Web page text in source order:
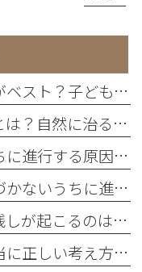
歯列矯正は何歳から始めるのがベスト？子どもと大人の違い・メリット・デメリットを歯科医が詳しく解説
子どもがすきっ歯になる原因とは？自然に治るケース・放置するリスク・治療方法まで詳しく解説
歯周病は感染症？知らないうちに進行する原因と予防法
歯面のステインとは何か？気づかないうちに進行する着色の正体
毎日歯を磨いているのに磨き残しが起こるのはなぜ？
「痛くなったら歯医者」は本当に正しい考え方なのか